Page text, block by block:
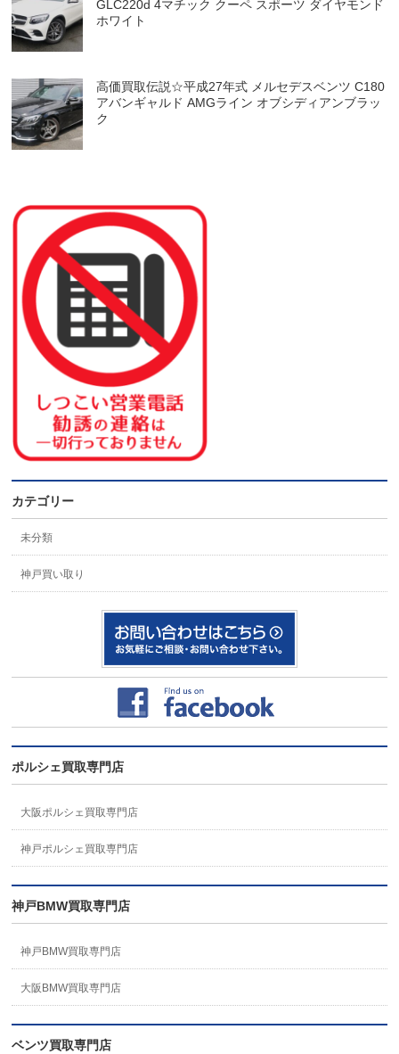
GLC220d 4マチック クーペ スポーツ ダイヤモンド
ホワイト
高価買取伝説☆平成27年式 メルセデスベンツ C180
アバンギャルド AMGライン オブシディアンブラッ
ク
カテゴリー
未分類
神戸買い取り
ポルシェ買取専門店
大阪ポルシェ買取専門店
神戸ポルシェ買取専門店
神戸BMW買取専門店
神戸BMW買取専門店
大阪BMW買取専門店
ベンツ買取専門店